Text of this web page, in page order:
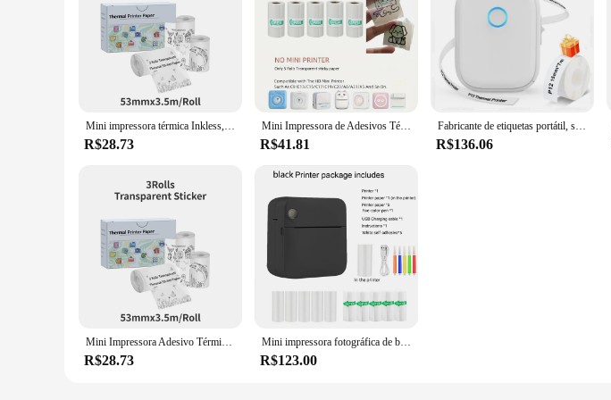
Mini impressora térmica Inkless, aprendizagem, estudo notas, diagrama anatômico, presentes, natal
R$28.73
Mini Impressora de Adesivos Térmicos, Estudo Impressora para Assistência à Aprendizagem, Notas de Estudo, Diário, Diversão, Trabalho, Recibos
R$41.81
Fabricante de etiquetas portátil, sem fio Bluetooth, impressora de etiquetas contínua, máquina portátil, DIY, auto-adesivo, fita de etiqueta
R$136.06
Mini Impressora Adesivo Térmico, 3 Rolos de Papel, Estudo Impressora para Fotos, Fotos, Revistas, DIY para Criança, Gife Scrapbook
R$28.73
Mini impressora fotográfica de bolso sem tinta, impressora térmica portátil, eficiente e rápida, para notas de estudo, fotos, DIY
R$123.00